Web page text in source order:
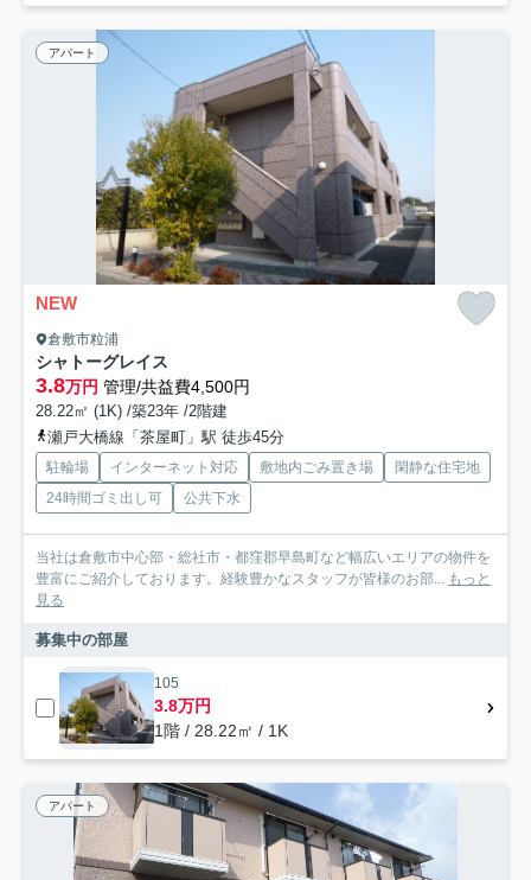
アパート
NEW
倉敷市粒浦
シャトーグレイス
3.8万円 管理/共益費4,500円
28.22㎡ (1K) /築23年 /2階建
瀬戸大橋線「茶屋町」駅 徒歩45分
駐輪場 インターネット対応 敷地内ごみ置き場
閑静な住宅地
24時間ゴミ出し可
公共下水
当社は倉敷市中心部・総社市・都窪郡早島町など幅広いエリアの物件を
豊富にご紹介しております。経験豊かなスタッフが皆様のお部... もっと
見る
募集中の部屋
105
3.8万円
1階 / 28.22㎡ / 1K
アパート